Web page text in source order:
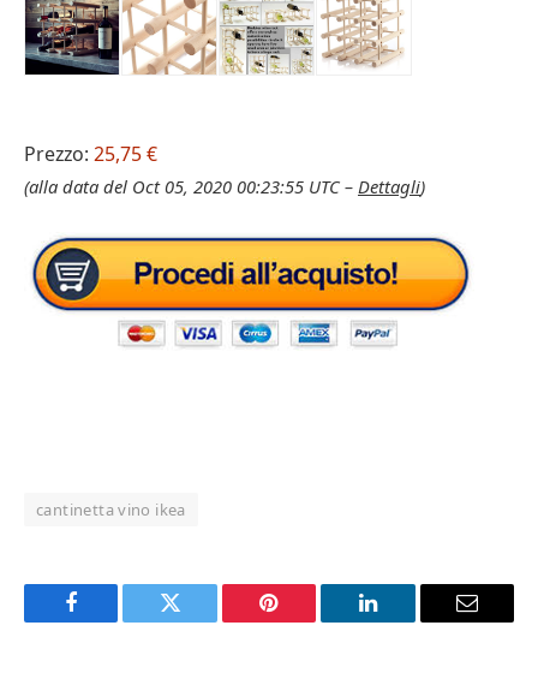
Prezzo: 25,75 €
(alla data del Oct 05, 2020 00:23:55 UTC – Dettagli)
cantinetta vino ikea
Facebook Twitter Pinterest LinkedIn Email